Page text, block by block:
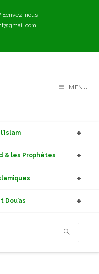
Ecrivez-nous !
MENU
& les Prophètes
Dou’as